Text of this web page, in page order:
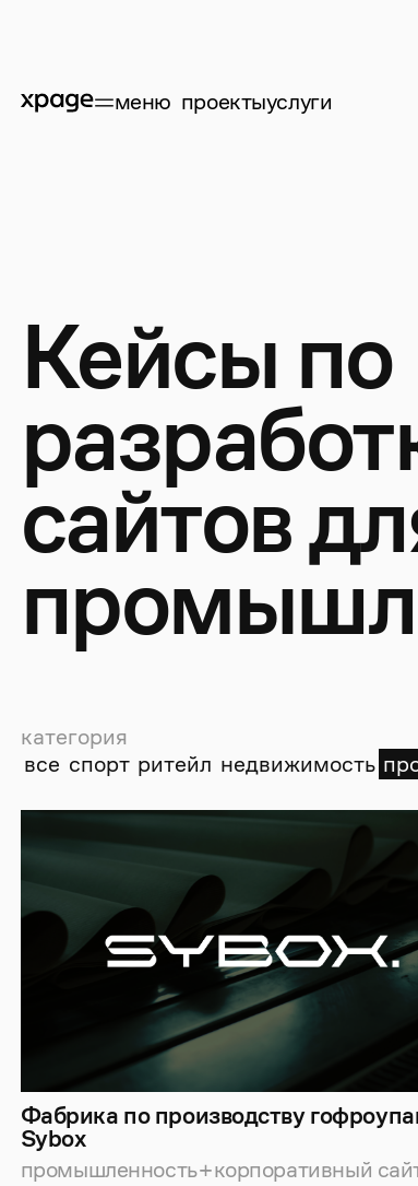
меню проектыуслуги
Кейсы по
разработ
сайтовдл
промышл
категория
все спорт ритейл недвижимость
Фабрика по производству
Sybox
промышленность
корпоративный